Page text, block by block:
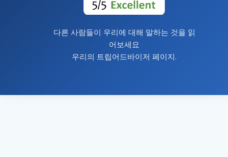
다른 사람들이 우리에 대해 말하는 것을 읽
어보세요
우리의 트립어드바이저 페이지.